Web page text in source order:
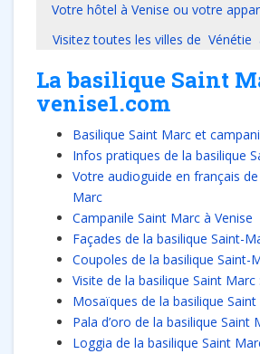
Votre hôtel à Venise ou votre
Visitez toutes les villes de Vénétie
La basilique Saint
venise1.com
Basilique Saint Marc et
Infos pratiques de la basilique
Votre audioguide en français
Marc
Campanile Saint Marc à Venise
Façades de la basilique Saint-
Coupoles de la basilique Saint-
Visite de la basilique Saint Marc
Mosaïques de la basilique
Pala d’oro de la basilique Saint
Loggia de la basilique Saint